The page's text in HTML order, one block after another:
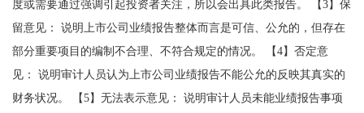
度或需要通过强调引起投资者关注，所以会出具此类报告。 【3】保
留意见： 说明上市公司业绩报告整体而言是可信、公允的，但存在
部分重要项目的编制不合理、不符合规定的情况。 【4】否定意
见： 说明审计人员认为上市公司业绩报告不能公允的反映其真实的
财务状况。 【5】无法表示意见： 说明审计人员未能业绩报告事项